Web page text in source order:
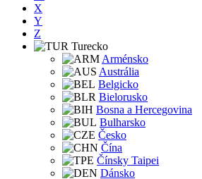
X
Y
Z
Turecko
Arménsko
Austrália
Belgicko
Bielorusko
Bosna a Hercegovina
Bulharsko
Česko
Čína
Čínsky Taipei
Dánsko